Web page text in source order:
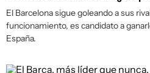
El Barcelona sigue goleando a sus
funcionamiento, es candidato a
España.